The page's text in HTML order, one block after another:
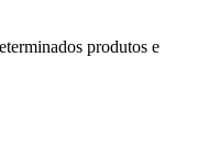
produtos e